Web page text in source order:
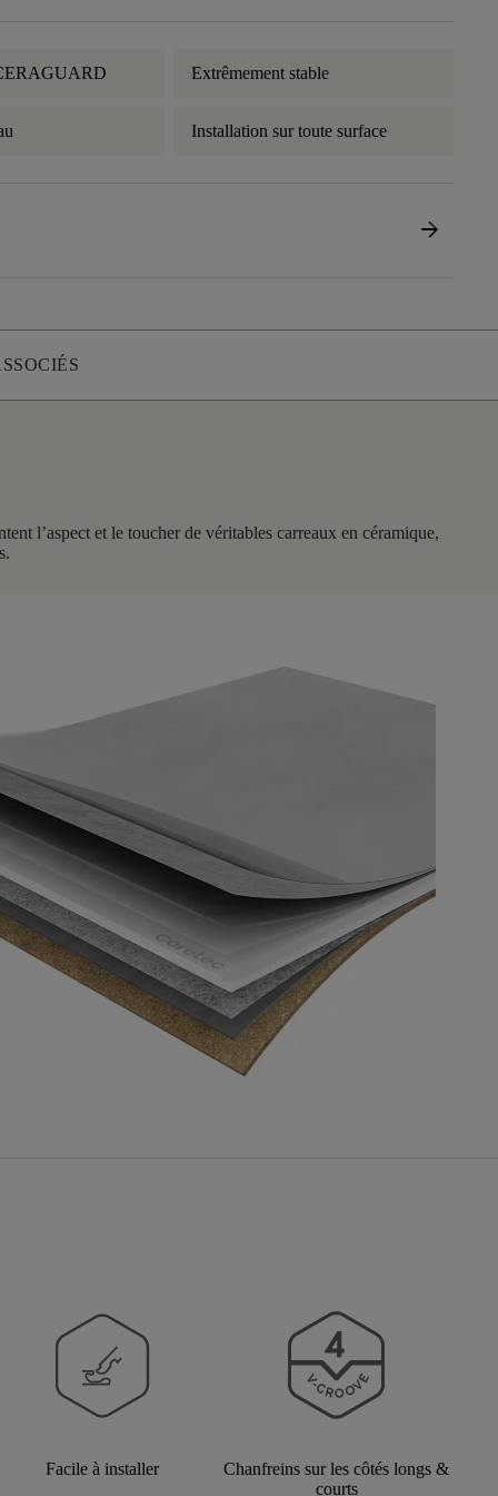
Extrêmement stable
Installation sur toute surface
arrow_forward
l’aspect et le toucher de véritables carreaux en céramique,
Facile à installer
Chanfreins sur les côtés longs &
courts